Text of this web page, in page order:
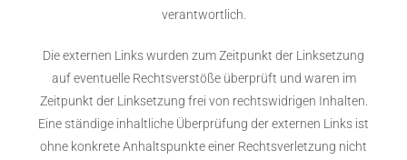
verantwortlich.
Die externen Links wurden zum Zeitpunkt der Linksetzung
auf eventuelle Rechtsverstöße überprüft und waren im
Zeitpunkt der Linksetzung frei von rechtswidrigen Inhalten.
Eine ständige inhaltliche Überprüfung der externen Links ist
ohne konkrete Anhaltspunkte einer Rechtsverletzung nicht